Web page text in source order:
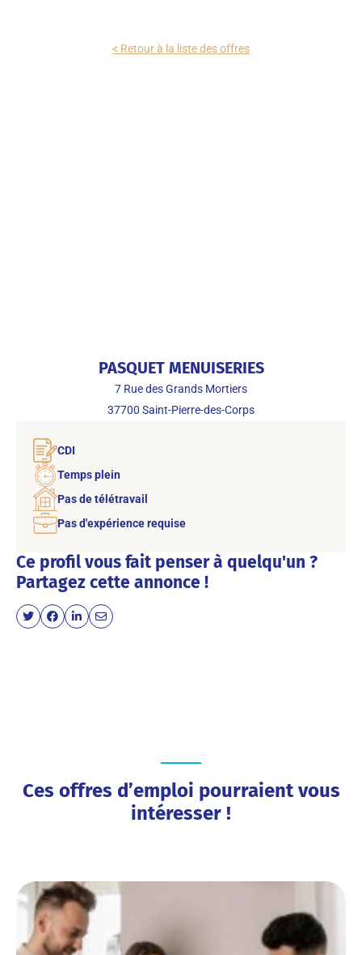
< Retour à la liste des offres
PASQUET MENUISERIES
7 Rue des Grands Mortiers
37700 Saint-Pierre-des-Corps
CDI
Temps plein
Pas de télétravail
Pas d'expérience requise
Ce profil vous fait penser à quelqu'un ?
Partagez cette annonce !
Ces offres d’emploi pourraient vous
intéresser !